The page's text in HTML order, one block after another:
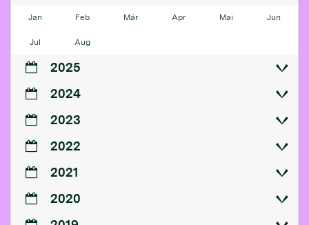
Jan Feb Mär Apr Mai Jun
Jul Aug
2025
2024
2023
2022
2021
2020